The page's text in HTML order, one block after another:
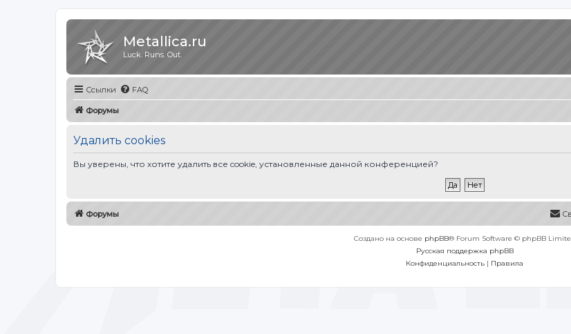
Metallica.ru
Luck. Runs. Out.
Ссылки FAQ
Форумы
Удалить cookies
Вы уверены, что хотите удалить все cookie, установленные данной конференцией?
Форумы
Создано на основе phpBB® Forum Software © phpBB
Русская поддержка phpBB
Конфиденциальность | Правила